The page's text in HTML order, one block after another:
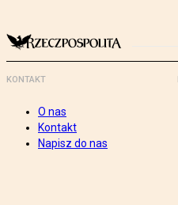
KONTAKT
O nas
Kontakt
Napisz do nas